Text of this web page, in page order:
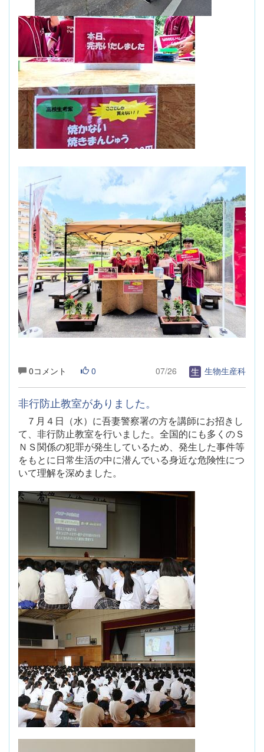
0コメント 0 07/26 生物生産科
非行防止教室がありました。
７月４日（水）に吾妻警察署の方を講師にお招きし
て、非行防止教室を行いました。全国的にも多くのＳ
ＮＳ関係の犯罪が発生しているため、発生した事件等
をもとに日常生活の中に潜んでいる身近な危険性につ
いて理解を深めました。